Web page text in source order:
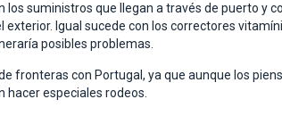
suministros que llegan a través de puerto y
Igual sucede con los correctores
posibles problemas.
fronteras con Portugal, ya que aunque los
hacer especiales rodeos.